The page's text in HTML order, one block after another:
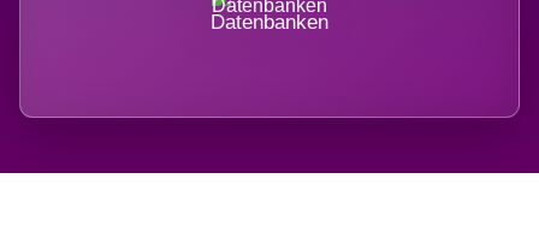
Datenbanken